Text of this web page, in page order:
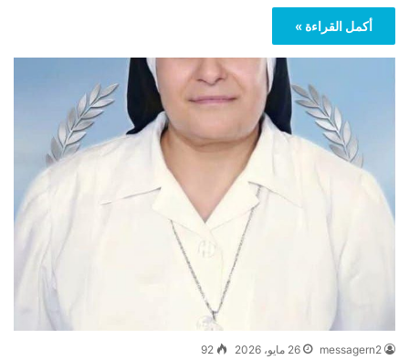
أكمل القراءة »
messagern2 26 مايو، 2026 92